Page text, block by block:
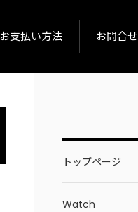
お支払い方法 お問合せ
トップページ
Watch